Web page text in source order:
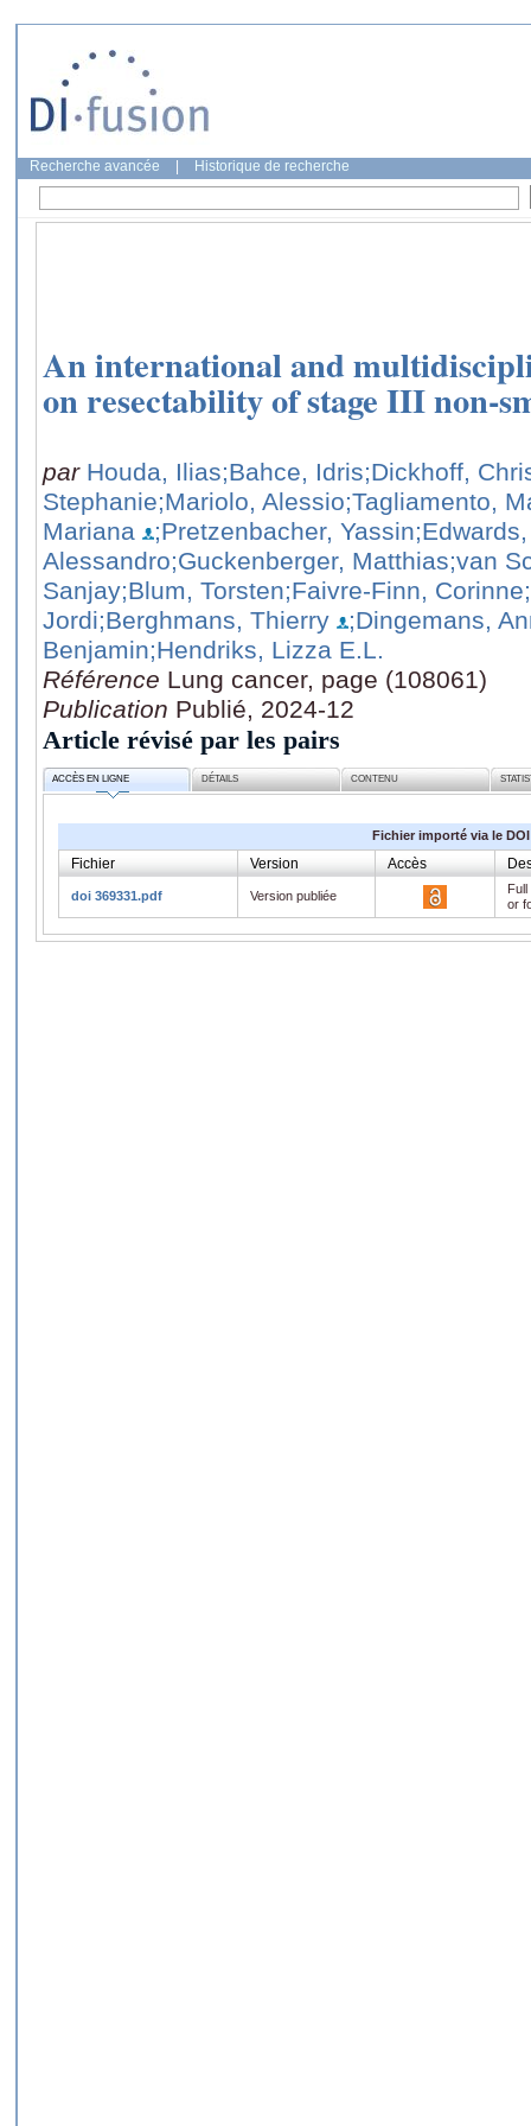
Recherche avancée Historique de recherche
An international and
on resectability of stage III non-
par Houda, Ilias;Bahce, Idris;Dickhoff,
Stephanie;Mariolo, Alessio;Tagliamento,
Mariana
;Pretzenbacher, Yassin
Alessandro;Guckenberger, Matthias;van
Sanjay;Blum, Torsten;Faivre-Finn, Corinne
Jordi;Berghmans, Thierry
;Dingemans,
Benjamin;Hendriks, Lizza E.L.
Référence Lung cancer, page (108061)
Publication Publié, 2024-12
Article révisé par les pairs
ACCÈS EN LIGNE DÉTAILS CONTENU
Fichier importé via le DOI
Fichier Version Accès
doi 369331.pdf Version publiée
or